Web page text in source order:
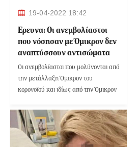
19-04-2022 18:42
Έρευνα: Οι ανεμβολίαστοι
που νόσησαν με Όμικρον δεν
αναπτύσσουν αντισώματα
για άλλες μεταλλάξεις
Οι ανεμβολίαστοι που μολύνονται από
την μετάλλαξη Όμικρον του
κορονοϊού και ιδίως από την Όμικρον
αναπτύξουν αντισώματα που θα τους
προστατεύουν από άλλες
μεταλλάξεις του κορονοϊού.